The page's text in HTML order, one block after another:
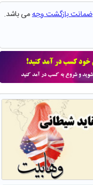
ضمانت بازگشت وجهمی باشد.